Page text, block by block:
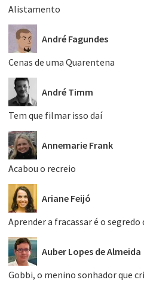
Alistamento
André Fagundes
Cenas de uma Quarentena
André Timm
Tem que filmar isso daí
Annemarie Frank
Acabou o recreio
Ariane Feijó
Aprender a fracassar é o segredo
Auber Lopes de Almeida
Gobbi, o menino sonhador que